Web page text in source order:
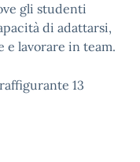
gli studenti
di adattarsi,
e lavorare in team.